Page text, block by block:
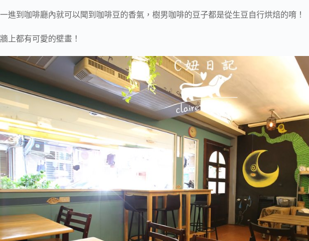
一進到咖啡廳內就可以聞到咖啡豆的香氣，樹男咖啡的豆子都是從生豆自行烘焙的唷！
牆上都有可愛的壁畫！